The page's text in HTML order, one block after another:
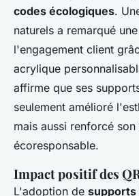
codes écologiques.
naturels a remarqué
l'engagement client
acrylique
affirme que ses
seulement amélioré
mais aussi renforcé
écoresponsable.
Impact positif des
L'adoption de supports